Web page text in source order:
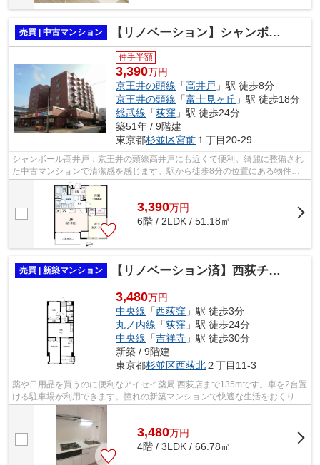
売買 | 中古マンション 【リノベーション】シャンボール高井戸
仲手半額
3,390万円
京王井の頭線 「高井戸 」駅 徒歩8分
京王井の頭線 「富士見ヶ丘 」駅 徒歩18分
総武線 「荻窪 」駅 徒歩24分
築51年 / 9階建
東京都杉並区宮前 １丁目20-29
シャンボール高井戸：京王井の頭線高井戸にも近くて便利。綺麗に整備され
た中古マンションで清潔感を感じます。駅から徒歩8分の位置にある物件で
す。耐水効果がとても魅力的な外観タイ...
3,390万円
6階 / 2LDK / 51.18㎡
売買 | 新築マンション 【リノベーション済】西荻チャペルマンション
3,480万円
中央線 「西荻窪 」駅 徒歩3分
丸ノ内線 「荻窪 」駅 徒歩24分
中央線 「吉祥寺 」駅 徒歩30分
新築 / 9階建
東京都杉並区西荻北２丁目11-3
薬や日用品を買うのに便利なアイセイ薬局 西荻店まで135mです。車を2台置
ける駐車場が利用できます。憧れの新築マンションで快適な生活をおくりま
しょう。中央線西荻窪エリアで素敵な...
3,480万円
4階 / 3LDK / 66.78㎡